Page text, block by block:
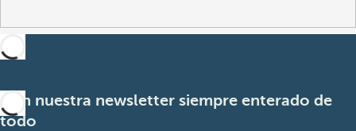
Con nuestra newsletter siempre enterado de
todo